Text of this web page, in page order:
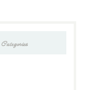
Categories